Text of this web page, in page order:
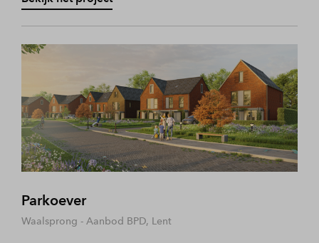
Parkoever
Waalsprong - Aanbod BPD, Lent